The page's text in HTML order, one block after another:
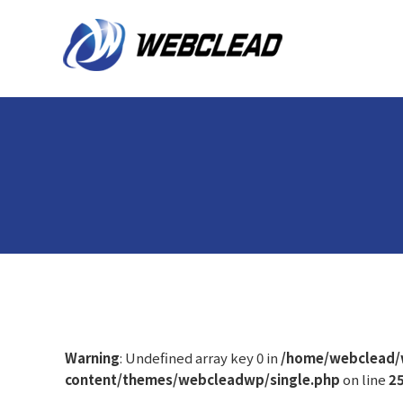
Warning: Undefined array key 0 in /home/
content/themes/webcleadwp/single.phpon line